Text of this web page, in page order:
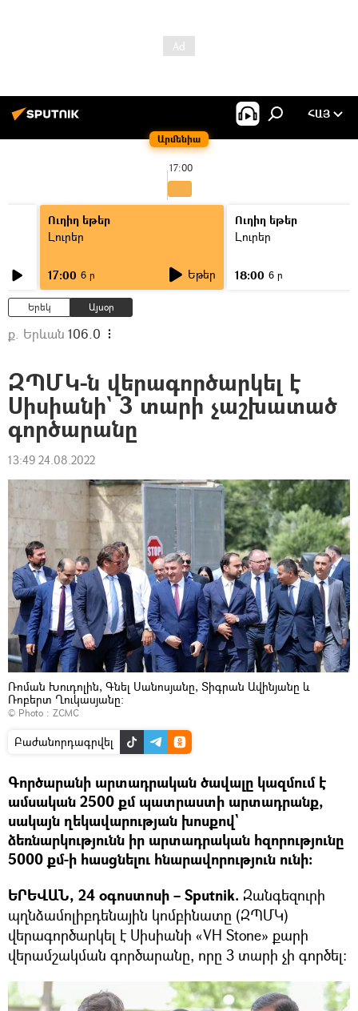
Արմենիա
ՀԱՅ
17:00
Ուղիղ եթեր
Լուրեր
17:00 6 ր Եթեր
Ուղիղ եթեր
Լուրեր
18:00 6 ր
Երեկ Այսօր
ք. Երևան 106.0
ԶՊՄԿ-ն վերագործարկել է
Սիսիանի` 3 տարի չաշխատած
գործարանը
13:49 24.08.2022
Ռոման Խուդոլին, Գնել Սանոսյանը, Տիգրան Ավինյանը և
Ռոբերտ Ղուկասյանը։
© Photo : ZCMC
Բաժանորդագրվել
Գործարանի արտադրական ծավալը կազմում է
ամսական 2500 քմ պատրաստի արտադրանք,
սակայն ղեկավարության խոսքով`
ձեռնարկությունն իր արտադրական հզորությունը
5000 քմ-ի հասցնելու հնարավորություն ունի։
ԵՐԵՎԱՆ, 24 օգոստոսի – Sputnik. Զանգեզուրի
պղնձամոլիբդենային կոմբինատը (ԶՊՄԿ)
վերագործարկել է Սիսիանի «VH Stone» քարի
վերամշակման գործարանը, որը 3 տարի չի գործել։